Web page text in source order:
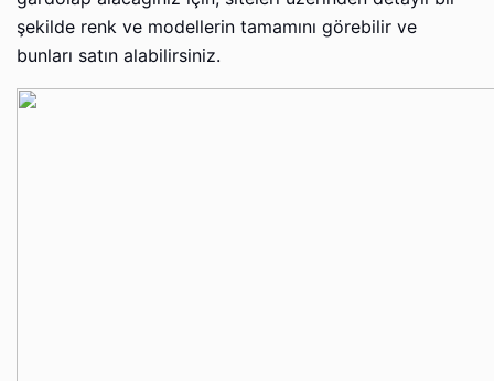
şekilde renk ve modellerin tamamını görebilir ve
bunları satın alabilirsiniz.